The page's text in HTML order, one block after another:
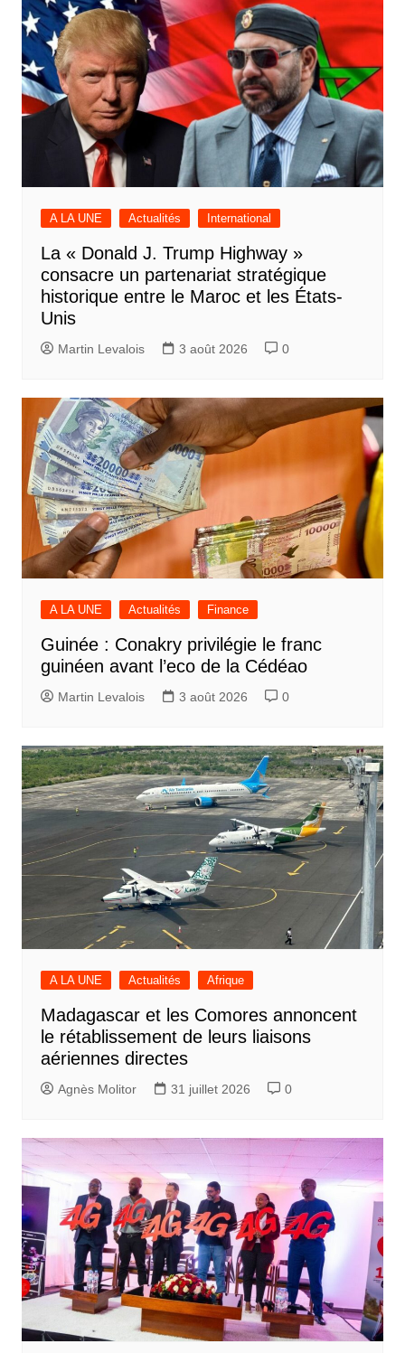
A LA UNE Actualités International
La « Donald J. Trump Highway »
consacre un partenariat stratégique
historique entre le Maroc et les États-
Unis
Martin Levalois 3 août 2026 0
A LA UNE Actualités Finance
Guinée : Conakry privilégie le franc
guinéen avant l’eco de la Cédéao
Martin Levalois 3 août 2026 0
A LA UNE Actualités Afrique
Madagascar et les Comores annoncent
le rétablissement de leurs liaisons
aériennes directes
Agnès Molitor 31 juillet 2026 0